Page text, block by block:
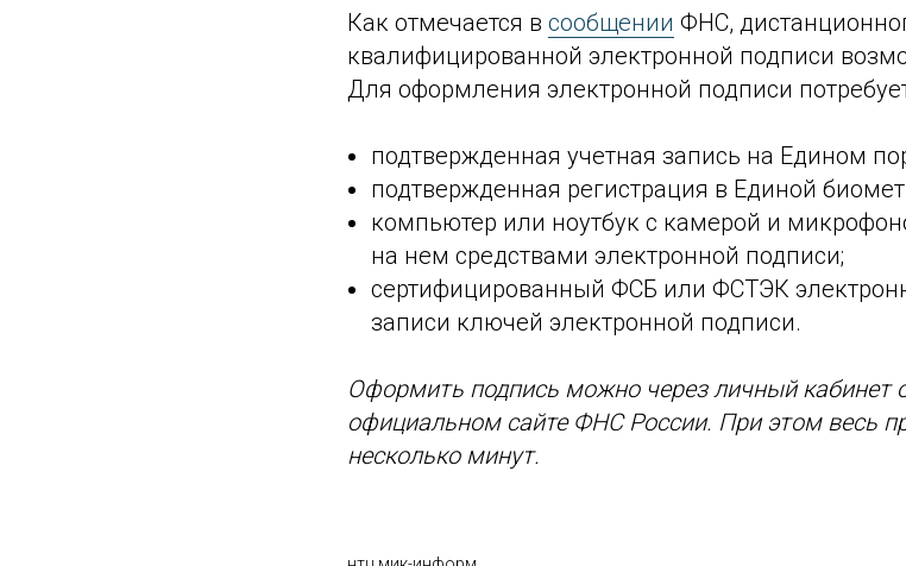
Как отмечается в сообщении ФНС,
квалифицированной электронной подписи
Для оформления электронной подписи
подтвержденная учетная запись на Едином
подтвержденная регистрация в Единой
компьютер или ноутбук с камерой и
на нем средствами электронной подписи;
сертифицированный ФСБ или ФСТЭК
записи ключей электронной подписи.
Оформить подпись можно через личный кабинет
официальном сайте ФНС России. При этом весь
несколько минут.